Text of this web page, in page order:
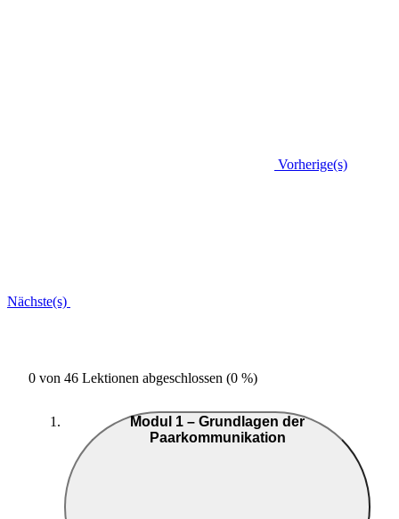
Vorherige(s)
Nächste(s)
0 von 46 Lektionen abgeschlossen (0 %)
Modul 1 – Grundlagen der
Paarkommunikation